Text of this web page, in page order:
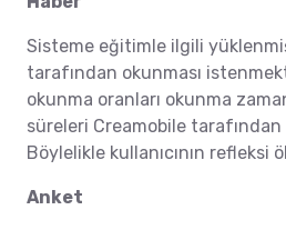
Sisteme eğitimle ilgili
tarafından okunması
okunma oranları okunma
süreleri Creamobile
Böylelikle kullanıcının refleksi
Anket